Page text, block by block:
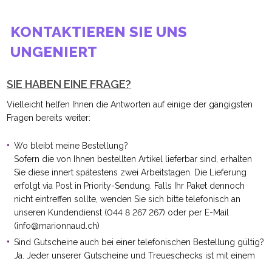
KONTAKTIEREN SIE UNS
UNGENIERT
SIE HABEN EINE FRAGE?
Vielleicht helfen Ihnen die Antworten auf einige der gängigsten
Fragen bereits weiter:
Wo bleibt meine Bestellung?
Sofern die von Ihnen bestellten Artikel lieferbar sind, erhalten
Sie diese innert spätestens zwei Arbeitstagen. Die Lieferung
erfolgt via Post in Priority-Sendung. Falls Ihr Paket dennoch
nicht eintreffen sollte, wenden Sie sich bitte telefonisch an
unseren Kundendienst (044 8 267 267) oder per E-Mail
(info@marionnaud.ch)
Sind Gutscheine auch bei einer telefonischen Bestellung gültig?
Ja. Jeder unserer Gutscheine und Treueschecks ist mit einem